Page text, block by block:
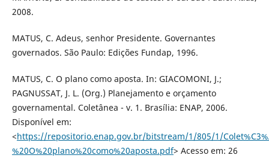
2008.
MATUS, C. Adeus, senhor Presidente. Governantes
governados. São Paulo: Edições Fundap, 1996.
MATUS, C. O plano como aposta. In: GIACOMONI, J.;
PAGNUSSAT, J. L. (Org.) Planejamento e orçamento
governamental. Coletânea - v. 1. Brasília: ENAP, 2006.
Disponível em:
<https://repositorio.enap.gov.br/bitstream/1/805/1/
%20O%20plano%20como%20aposta.pdf> Acesso em: 26